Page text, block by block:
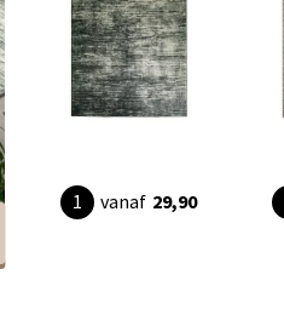
vanaf 29,90